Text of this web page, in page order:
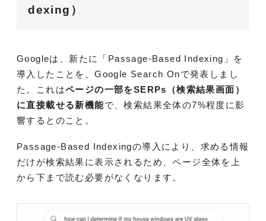
dexing）
Googleは、新たに「Passage-Based Indexing」を
導入したことを、Google Search Onで発表しまし
た。これはページの一部をSERPs（検索結果画面）
に直接載せる新機能で、検索結果全体の7%程度に影
響するとのこと。
Passage-Based Indexingの導入により、求める情報
だけが検索結果に表示されるため、ページ全体を上
から下まで読む必要がなくなります。